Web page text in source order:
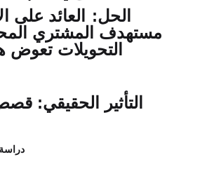
الحل:
العائد على
مستهدف المشتري
التحويلات تعوض
التأثير الحقيقي:
دراسة